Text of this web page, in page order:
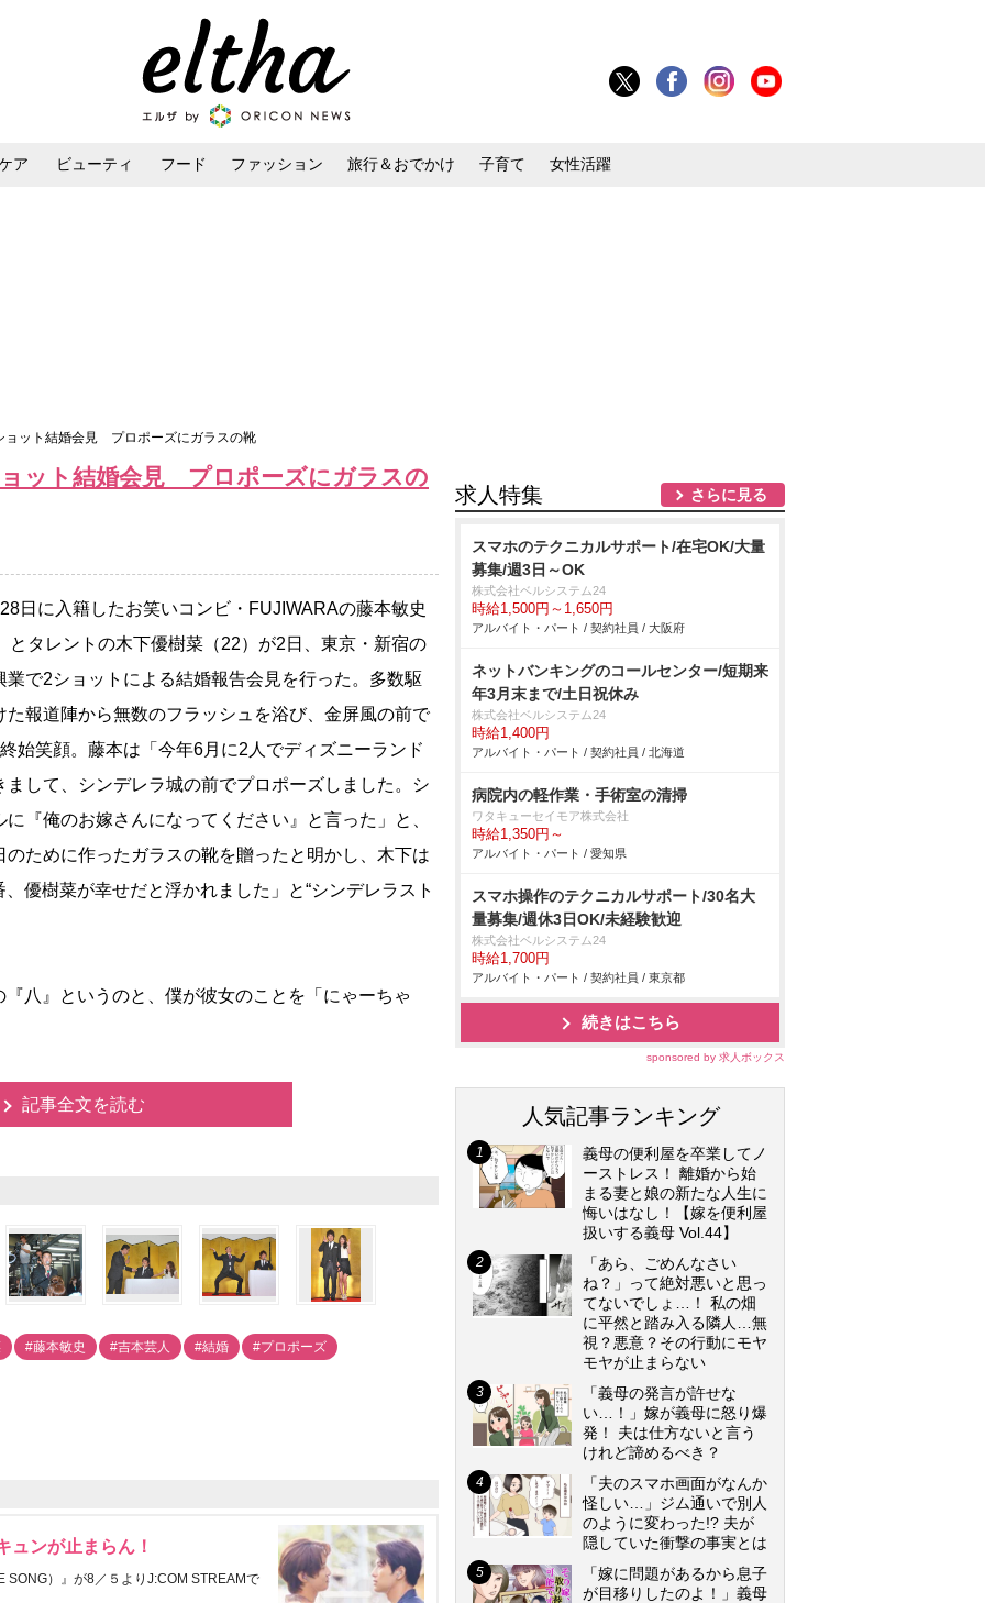
ア ビューティ フード ファッション 旅行＆おでかけ 子育て 女性活躍
ョット結婚会見 プロポーズにガラスの靴
ット結婚会見 プロポーズにガラスの
に入籍したお笑いコンビ・FUJIWARAの藤本敏史
とタレントの木下優樹菜（22）が2日、東京・新宿の
業で2ショットによる結婚報告会見を行った。多数駆
た報道陣から無数のフラッシュを浴び、金屏風の前で
始笑顔。藤本は「今年6月に2人でディズニーランド
まして、シンデレラ城の前でプロポーズしました。シ
に『俺のお嫁さんになってください』と言った」と、
のために作ったガラスの靴を贈ったと明かし、木下は
優樹菜が幸せだと浮かれました」と“シンデレラスト
八』というのと、僕が彼女のことを「にゃーちゃ
記事全文を読む
#藤本敏史 #吉本芸人 #結婚 #プロポーズ
ュンが止まらん！
SONG）』が8／５よりJ:COM STREAMで
求人特集 さらに見る
スマホのテクニカルサポート/在宅OK/大量
募集/週3日～OK
株式会社ベルシステム24
時給1,500円～1,650円
アルバイト・パート / 契約社員 / 大阪府
ネットバンキングのコールセンター/短期来
年3月末まで/土日祝休み
株式会社ベルシステム24
時給1,400円
アルバイト・パート / 契約社員 / 北海道
病院内の軽作業・手術室の清掃
ワタキューセイモア株式会社
時給1,350円～
アルバイト・パート / 愛知県
スマホ操作のテクニカルサポート/30名大
量募集/週休3日OK/未経験歓迎
株式会社ベルシステム24
時給1,700円
アルバイト・パート / 契約社員 / 東京都
続きはこちら
sponsored by 求人ボックス
人気記事ランキング
義母の便利屋を卒業してノ
ーストレス！ 離婚から始
まる妻と娘の新たな人生に
悔いはなし！【嫁を便利屋
扱いする義母 Vol.44】
「あら、ごめんなさい
ね？」って絶対悪いと思っ
てないでしょ…！ 私の畑
に平然と踏み入る隣人…無
視？悪意？その行動にモヤ
モヤが止まらない
「義母の発言が許せな
い…！」嫁が義母に怒り爆
発！ 夫は仕方ないと言う
けれど諦めるべき？
「夫のスマホ画面がなんか
怪しい…」ジム通いで別人
のように変わった!? 夫が
隠していた衝撃の事実とは
「嫁に問題があるから息子
が目移りしたのよ！」義母